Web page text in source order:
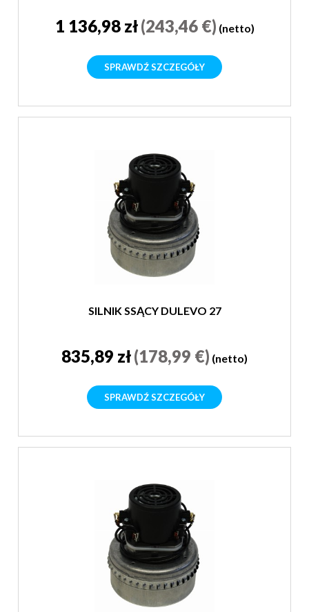
1 136,98 zł(243,46 €) (netto)
SPRAWDŹ SZCZEGÓŁY
SILNIK SSĄCY DULEVO 27
835,89 zł(178,99 €) (netto)
SPRAWDŹ SZCZEGÓŁY